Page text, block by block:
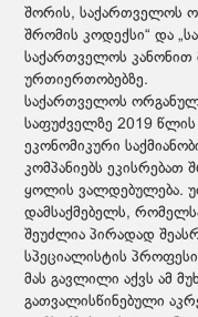
შორის, საქართველოს
შრომის კოდექსი“ და
საქართველოს
ურთიერთობებზე.
საქართველოს
საფუძველზე 2019
ეკონომიკური
კომპანიებს ეკისრებათ
ყოლის ვალდებულება.
დამსაქმებელს,
შეუძლია პირადად
სპეციალისტის
მას გავლილი აქვს ამ
გათვალისწინებული